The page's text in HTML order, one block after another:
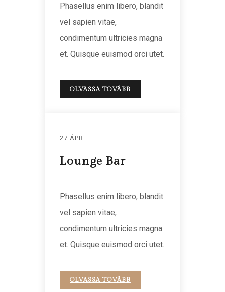
Phasellus enim libero, blandit
vel sapien vitae,
condimentum ultricies magna
et. Quisque euismod orci utet.
OLVASSA TOVÁBB
27 ÁPR
Lounge Bar
Phasellus enim libero, blandit
vel sapien vitae,
condimentum ultricies magna
et. Quisque euismod orci utet.
OLVASSA TOVÁBB